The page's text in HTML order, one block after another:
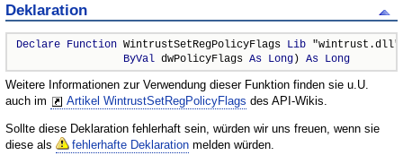
Deklaration
Declare Function WintrustSetRegPolicyFlags Lib
ByVal dwPolicyFlags As Long) As Long
Weitere Informationen zur Verwendung dieser Funktion finden sie u.U.
auch im
Artikel WintrustSetRegPolicyFlags des API-Wikis.
Sollte diese Deklaration fehlerhaft sein, würden wir uns freuen, wenn sie
diese als
fehlerhafte Deklaration melden würden.